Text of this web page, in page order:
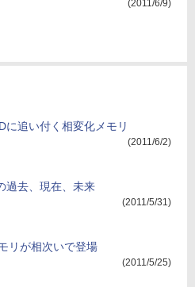
(2011/6/9)
に追い付く相変化メモリ
(2011/6/2)
過去、現在、未来
(2011/5/31)
リが相次いで登場
(2011/5/25)